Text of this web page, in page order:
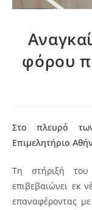
φόρου
Στο πλευρό
Επιμελητήριο
Τη στήριξή του
επιβεβαιώνει εκ
επαναφέροντας